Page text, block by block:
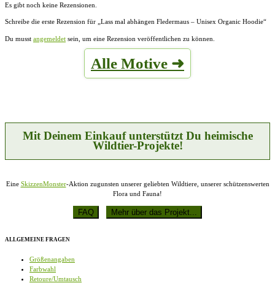
Es gibt noch keine Rezensionen.
Schreibe die erste Rezension für „Lass mal abhängen Fledermaus – Unisex Organic Hoodie“
Du musst angemeldet sein, um eine Rezension veröffentlichen zu können.
Alle Motive ➜
Mit Deinem Einkauf unterstützt Du heimische
Wildtier-Projekte!
Eine SkizzenMonster-Aktion zugunsten unserer geliebten Wildtiere, unserer schützenswerten
Flora und Fauna!
ALLGEMEINE FRAGEN
Größenangaben
Farbwahl
Retoure/Umtausch